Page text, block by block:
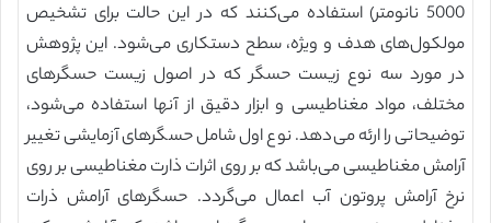
5000 نانومتر) استفاده می‌کنند که در این حالت برای تشخیص
مولکول‌های هدف و ویژه، سطح دستکاری می‌شود. این پژوهش
در مورد سه نوع زیست حسگر که در اصول زیست حسگرهای
مختلف، مواد مغناطیسی و ابزار دقیق از آنها استفاده می‌شود،
توضیحاتی را ارئه می‌دهد. نوع اول شامل حسگرهای آزمایشی تغییر
آرامش مغناطیسی می‌باشد که بر روی اثرات ذارت مغناطیسی بر روی
نرخ آرامش پروتون آب اعمال می‌گردد. حسگرهای آرامش ذرات